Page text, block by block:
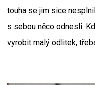
touha se jim sice
s sebou něco odnesli.
vyrobit malý odlitek,